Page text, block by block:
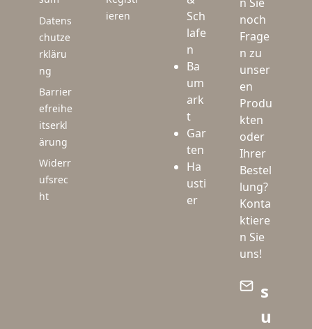
Datens
chutze
rkläru
ng
Barrier
efreihe
itserkl
ärung
Widerr
ufsrec
ht
ieren
Sch
lafe
n
Ba
um
ark
t
Gar
ten
Ha
usti
er
noch
Frage
n zu
unser
en
Produ
kten
oder
Ihrer
Bestel
lung?
Konta
ktiere
n Sie
uns!
s
u